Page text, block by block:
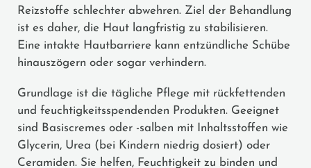
Reizstoffe schlechter abwehren. Ziel der Behandlung
ist es daher, die Haut langfristig zu stabilisieren.
Eine intakte Hautbarriere kann entzündliche Schübe
hinauszögern oder sogar verhindern.
Grundlage ist die tägliche Pflege mit rückfettenden
und feuchtigkeitsspendenden Produkten. Geeignet
sind Basiscremes oder -salben mit Inhaltsstoffen wie
Glycerin, Urea (bei Kindern niedrig dosiert) oder
Ceramiden. Sie helfen, Feuchtigkeit zu binden und